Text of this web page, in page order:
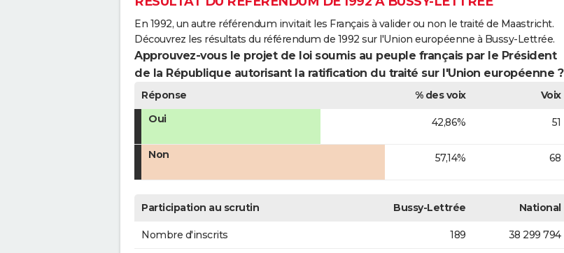
En 1992, un autre référendum invitait les Français à valider ou non le traité de Maastricht.
Découvrez les résultats du référendum de 1992 sur l'Union européenne à Bussy-Lettrée.
Approuvez-vous le projet de loi soumis au peuple français par le Président
de la République autorisant la ratification du traité sur l'Union européenne ?
Réponse % des voix
Voix
Oui
42,86% 51
Non 57,14% 68
Participation au scrutin Bussy-Lettrée National
Nombre d'inscrits 189 38 299 794